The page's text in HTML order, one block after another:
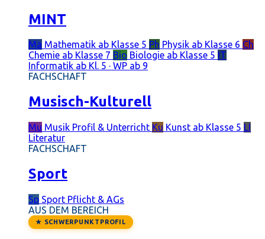
MINT
Ma Mathematik ab Klasse 5 Ph Physik ab Klasse 6 Ch
Chemie ab Klasse 7 Bio Biologie ab Klasse 5 IT
Informatik ab Kl. 5 · WP ab 9
FACHSCHAFT
Musisch-Kulturell
Mu Musik Profil & Unterricht Ku Kunst ab Klasse 5 LI
Literatur
FACHSCHAFT
Sport
Sp Sport Pflicht & AGs
AUS DEM BEREICH
★ SCHWERPUNKTPROFIL